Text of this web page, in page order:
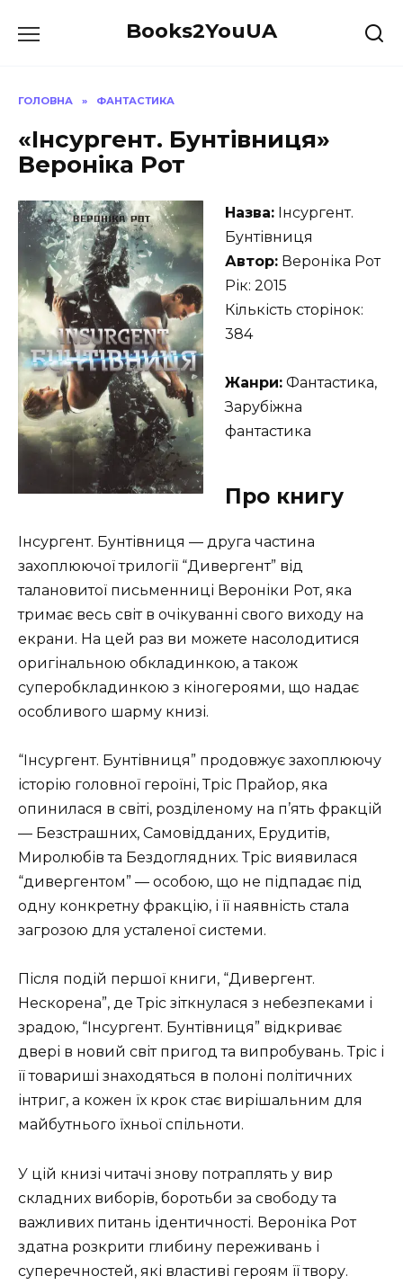
до
Books2YouUA
ГОЛОВНА » ФАНТАСТИКА
«Інсургент. Бунтівниця»
Вероніка Рот
Назва: Інсургент.
Бунтівниця
Автор: Вероніка Рот
Рік: 2015
Кількість сторінок:
384
Жанри: Фантастика,
Зарубіжна
фантастика
Про книгу
Інсургент. Бунтівниця — друга частина
захоплюючої трилогії “Дивергент” від
талановитої письменниці Вероніки Рот, яка
тримає весь світ в очікуванні свого виходу на
екрани. На цей раз ви можете насолодитися
оригінальною обкладинкою, а також
суперобкладинкою з кіногероями, що надає
особливого шарму книзі.
“Інсургент. Бунтівниця” продовжує захоплюючу
історію головної героїні, Тріс Прайор, яка
опинилася в світі, розділеному на п’ять фракцій
— Безстрашних, Самовідданих, Ерудитів,
Миролюбів та Бездоглядних. Тріс виявилася
“дивергентом” — особою, що не підпадає під
одну конкретну фракцію, і її наявність стала
загрозою для усталеної системи.
Після подій першої книги, “Дивергент.
Нескорена”, де Тріс зіткнулася з небезпеками і
зрадою, “Інсургент. Бунтівниця” відкриває
двері в новий світ пригод та випробувань. Тріс і
її товариші знаходяться в полоні політичних
інтриг, а кожен їх крок стає вирішальним для
майбутнього їхньої спільноти.
У цій книзі читачі знову потраплять у вир
складних виборів, боротьби за свободу та
важливих питань ідентичності. Вероніка Рот
здатна розкрити глибину переживань і
суперечностей, які властиві героям її твору.